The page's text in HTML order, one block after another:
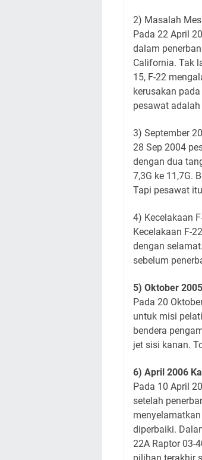
2) Masalah
Pada 22 April
dalam
California. Tak
15, F-22
kerusakan
pesawat
3) September
28 Sep 2004
dengan dua
7,3G ke 11,7G.
Tapi pesawat
4) Kecelakaan
Kecelakaan F-
dengan
sebelum
5) Oktober
Pada 20
untuk misi
bendera
jet sisi kanan.
6) April 2006
Pada 10 April
setelah
diperbaiki.
22A Raptor 03-